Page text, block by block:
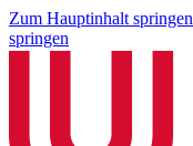
Zum Hauptinhalt springen
springen